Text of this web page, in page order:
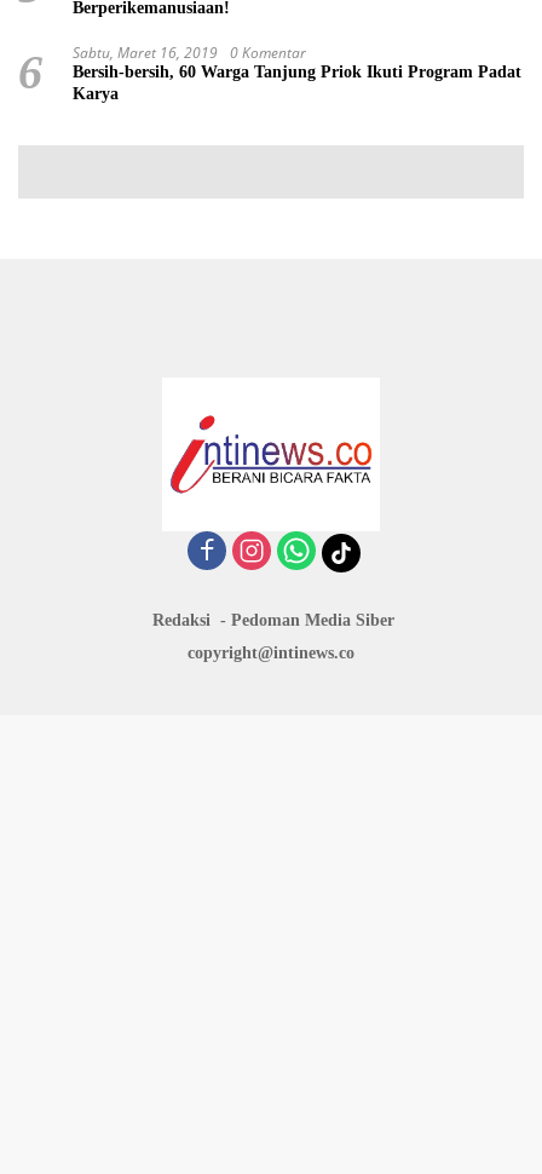
Berperikemanusiaan!
6 Sabtu, Maret 16, 2019 0 Komentar
Bersih-bersih, 60 Warga Tanjung Priok Ikuti Program Padat
Karya
Redaksi
Pedoman Media Siber
copyright@intinews.co